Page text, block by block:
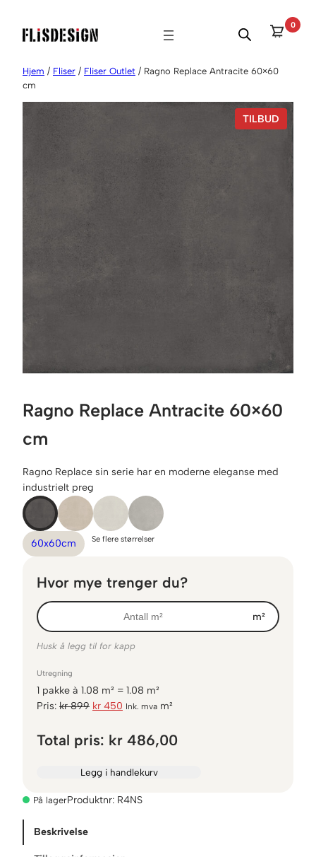
innhold
0
Hjem / Fliser / Fliser Outlet / Ragno Replace Antracite 60×60
cm
TILBUD
Ragno Replace Antracite 60×60
cm
Ragno Replace sin serie har en moderne eleganse med
industrielt preg
60x60cm Se flere størrelser
Hvor mye trenger du?
m²
Husk å legg til for kapp
Utregning
1 pakke à 1.08 m² = 1.08 m²
Pris: kr899 O
p
n
kr 450 N
v
n
Ink. mva m²
Total pris: kr 486,00
Legg i handlekurv
På lagerProduktnr: R4NS
Beskrivelse